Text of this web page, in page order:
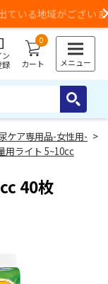
がございます
ン
録
0
カート メニュー
ケア専用品-女性用- >
用ライト 5~10cc
40枚